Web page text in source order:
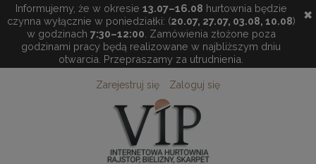
Informujemy, że w okresie 13.07–16.08 hurtownia będzie
czynna wyłącznie w poniedziałki: (20.07, 27.07, 03.08, 10.08)
w godzinach 7:30–12:00 . Zamówienia złożone poza
godzinami pracy będą realizowane w najbliższym dniu
otwarcia. Przepraszamy za utrudnienia.
✖
Zarejestruj się Zaloguj się